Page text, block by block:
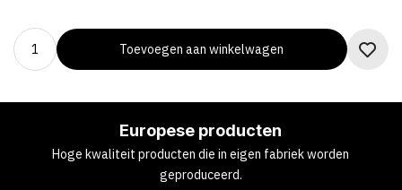
Toevoegen aan winkelwagen
Europese producten
Hoge kwaliteit producten die in eigen fabriek worden
geproduceerd.